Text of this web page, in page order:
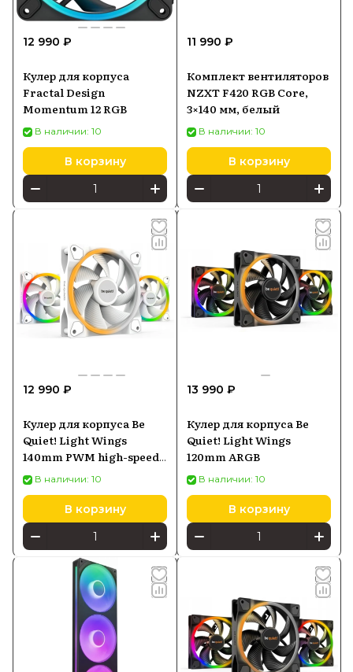
12 990 ₽
Кулер для корпуса
Fractal Design
Momentum 12 RGB
В наличии: 10
В корзину
11 990 ₽
Комплект вентиляторов
NZXT F420 RGB Core,
3×140 мм, белый
В наличии: 10
В корзину
12 990 ₽
Кулер для корпуса Be
Quiet! Light Wings
140mm PWM high-speed
ARGBВ наличии: 10
В корзину
13 990 ₽
Кулер для корпуса Be
Quiet! Light Wings
120mm ARGB
В наличии: 10
В корзину